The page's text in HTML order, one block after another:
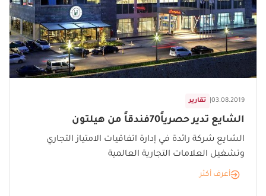
تقارير 03.08.2019
الشايع تدير حصرياً70فندقاً من هيلتون
الشايع شركة رائدة في إدارة اتفاقيات الامتياز التجاري
وتشغيل العلامات التجارية العالمية
أعرف أكثر